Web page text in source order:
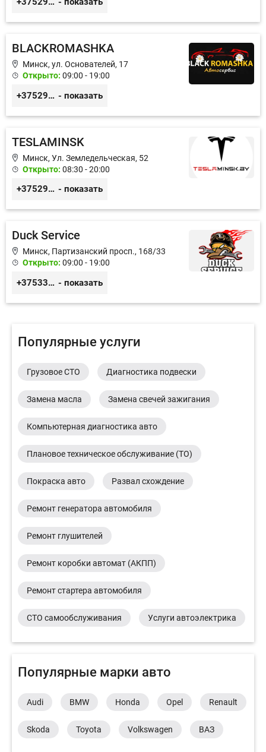
BLACKROMASHKA
Минск, ул. Основателей, 17
Открыто: 09:00 - 19:00
+375296651188 - показать
TESLAMINSK
Минск, Ул. Земледельческая, 52
Открыто: 08:30 - 20:00
+375291335101 - показать
Duck Service
Минск, Партизанский просп., 168/33
Открыто: 09:00 - 19:00
+375333416710 - показать
Популярные услуги
Грузовое СТО Диагностика подвески
Замена масла Замена свечей зажигания
Компьютерная диагностика авто
Плановое техническое обслуживание (ТО)
Покраска авто Развал схождение
Ремонт генератора автомобиля
Ремонт глушителей
Ремонт коробки автомат (АКПП)
Ремонт стартера автомобиля
СТО самообслуживания Услуги автоэлектрика
Популярные марки авто
Audi BMW Honda Opel Renault
Skoda Toyota Volkswagen ВАЗ